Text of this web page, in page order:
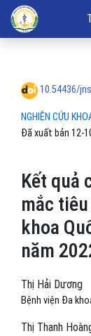
Kết quả chăm
NGHIÊN CỨU
Kết quả
mắc
khoa
năm
10.54436/
Đã xuất bản 12-
Thị Hải Dương
Bệnh viện Đa
Thị Thanh